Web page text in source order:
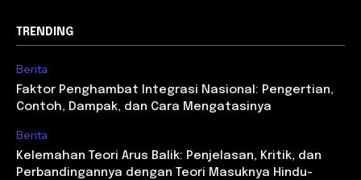
TRENDING
Berita
Faktor Penghambat Integrasi Nasional: Pengertian,
Contoh, Dampak, dan Cara Mengatasinya
Berita
Kelemahan Teori Arus Balik: Penjelasan, Kritik, dan
Perbandingannya dengan Teori Masuknya Hindu-